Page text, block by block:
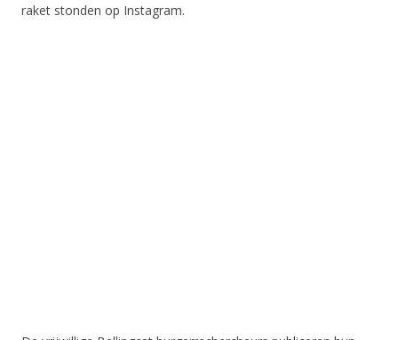
raket stonden op Instagram.